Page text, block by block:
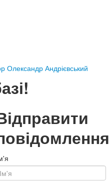
Олександр Андрієвський